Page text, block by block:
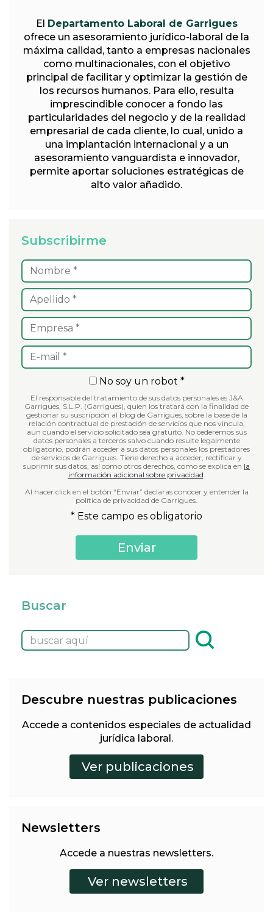
El
Departamento Laboral de Garrigues
ofrece un asesoramiento jurídico-laboral de la
máxima calidad, tanto a empresas nacionales
como multinacionales, con el objetivo
principal de facilitar y optimizar la gestión de
los recursos humanos. Para ello, resulta
imprescindible conocer a fondo las
particularidades del negocio y de la realidad
empresarial de cada cliente, lo cual, unido a
una implantación internacional y a un
asesoramiento vanguardista e innovador,
permite aportar soluciones estratégicas de
alto valor añadido.
Subscribirme
No soy un robot *
El responsable del tratamiento de sus datos personales es J&A
Garrigues, S.L.P. (Garrigues), quien los tratará con la finalidad de
gestionar su suscripción al blog de Garrigues, sobre la base de la
relación contractual de prestación de servicios que nos vincula,
aun cuando el servicio solicitado sea gratuito. No cederemos sus
datos personales a terceros salvo cuando resulte legalmente
obligatorio, podrán acceder a sus datos personales los prestadores
de servicios de Garrigues. Tiene derecho a acceder, rectificar y
suprimir sus datos, así como otros derechos, como se explica en la
información adicional sobre privacidad.
Al hacer click en el botón “Enviar” declaras conocer y entender la
política de privacidad de Garrigues.
* Este campo es obligatorio
Buscar
Descubre nuestras publicaciones
Accede a contenidos especiales de actualidad
jurídica laboral.
Newsletters
Accede a nuestras newsletters.